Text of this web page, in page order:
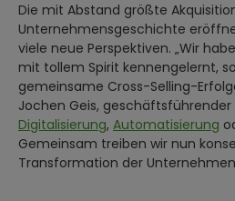
Die mit Abstand größte
Unternehmensgeschichte
viele neue Perspektiven. „Wir
mit tollem Spirit kennengelernt,
gemeinsame Cross-Selling-
Jochen Geis, geschäftsführender
Digitalisierung, Automatisierung
Gemeinsam treiben wir nun
Transformation der